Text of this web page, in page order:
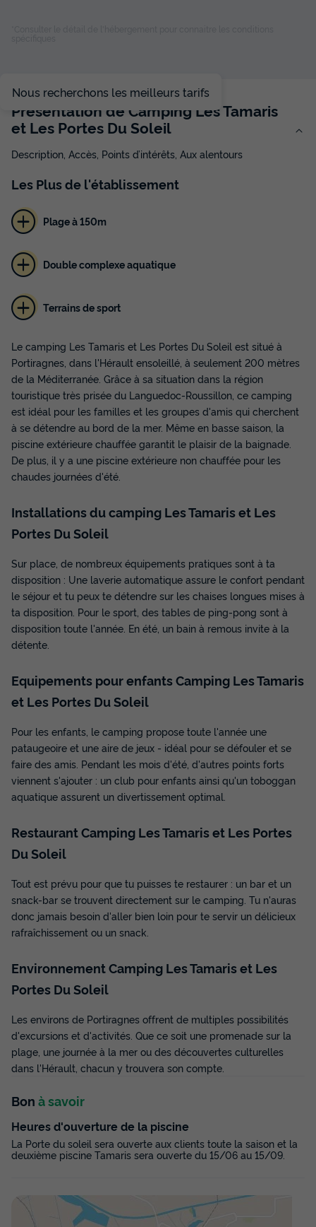
Meilleur prix pour 7 nuits
Modifier les dates
1 229 €
Voir les disponibilités
MAISON 6 personnes - 2 chambres
Surface
55m²
Adultes
4
Enfants
2
Chambres
2
Salle de bain
1
Accès wifi Animaux autorisés * Cafetière
Réfrigérateur
Salon de jardin
du
07/09/2026 14/09/2026
Meilleur prix pour 7 nuits
Modifier les dates
700 €
476 €
Prix de comparaison
-32%
d'économie
Voir les disponibilités
MAISON 6 personnes - 2 chambres
Confort +
55m²
Accès wifi Climatisation Animaux autorisés *
Barbecue
Cafetière
du14/09/2026au21/09/2026
Modifier les dates
518,84 € -32%
d'économie
Nous recherchons les meilleurs tarifs
Présentation de Camping Les Tamaris
et Les Portes Du Soleil
Description, Accès, Points d’intérêts, Aux alentours
Les Plusde l'établissement
Plage à 150m
Double complexe aquatique
Terrains de sport
Le camping Les Tamaris et Les Portes Du Soleil est situé à
Portiragnes, dans l'Hérault ensoleillé, à seulement 200 mètres
de la Méditerranée. Grâce à sa situation dans la région
touristique très prisée du Languedoc-Roussillon, ce camping
est idéal pour les familles et les groupes d'amis qui cherchent
à se détendre au bord de la mer. Même en basse saison, la
piscine extérieure chauffée garantit le plaisir de la baignade.
De plus, il y a une piscine extérieure non chauffée pour les
chaudes journées d'été.
Installations du camping Les Tamaris et Les
Portes Du Soleil
Sur place, de nombreux équipements pratiques sont à ta
disposition : Une laverie automatique assure le confort pendant
le séjour et tu peux te détendre sur les chaises longues mises à
ta disposition. Pour le sport, des tables de ping-pong sont à
disposition toute l'année. En été, un bain à remous invite à la
détente.
Equipements pour enfants Camping Les Tamaris
et Les Portes Du Soleil
Pour les enfants, le camping propose toute l'année une
pataugeoire et une aire de jeux - idéal pour se défouler et se
faire des amis. Pendant les mois d'été, d'autres points forts
viennent s'ajouter : un club pour enfants ainsi qu'un toboggan
aquatique assurent un divertissement optimal.
Restaurant Camping Les Tamaris et Les Portes
Du Soleil
Tout est prévu pour que tu puisses te restaurer : un bar et un
snack-bar se trouvent directement sur le camping. Tu n'auras
donc jamais besoin d'aller bien loin pour te servir un délicieux
rafraîchissement ou un snack.
Environnement Camping Les Tamaris et Les
Portes Du Soleil
Les environs de Portiragnes offrent de multiples possibilités
d'excursions et d'activités. Que ce soit une promenade sur la
plage, une journée à la mer ou des découvertes culturelles
dans l'Hérault, chacun y trouvera son compte.
Bon à savoir
Heures d'ouverture de la piscine
La Porte du soleil sera ouverte aux clients toute la saison et la
deuxième piscine Tamaris sera ouverte du 15/06 au 15/09.